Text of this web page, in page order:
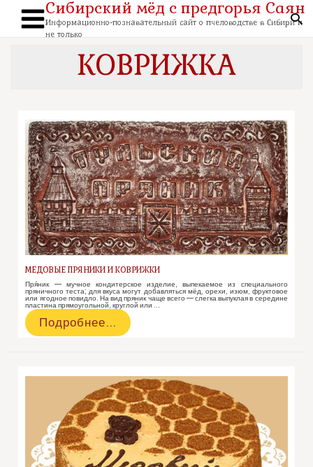
содержимому
Main
Сибирский мёд с предгорья Саян
Информационно-познавательный сайт о пчеловодстве в Сибири и
не только
КОВРИЖКА
МЕДОВЫЕ ПРЯНИКИ И КОВРИЖКИ
Пря́ник — мучное кондитерское изделие, выпекаемое из специального
пряничного теста; для вкуса могут добавляться мёд, орехи, изюм, фруктовое
или ягодное повидло. На вид пряник чаще всего — слегка выпуклая в середине
пластина прямоугольной, круглой или …
Медовые
пряники
Подробнее…